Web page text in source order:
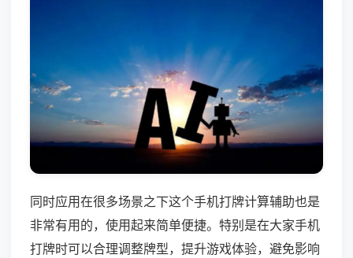
同时应用在很多场景之下这个手机打牌计算辅助也是
非常有用的，使用起来简单便捷。特别是在大家手机
打牌时可以合理调整牌型，提升游戏体验，避免影响